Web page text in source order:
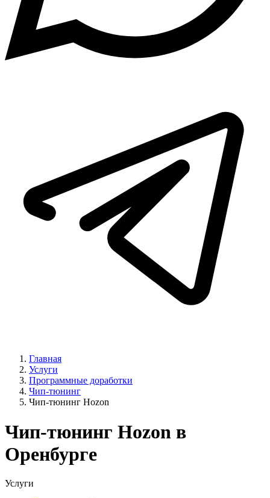
Главная
Услуги
Программные доработки
Чип-тюнинг
Чип-тюнинг Hozon
Чип-тюнинг Hozon в
Оренбурге
Услуги